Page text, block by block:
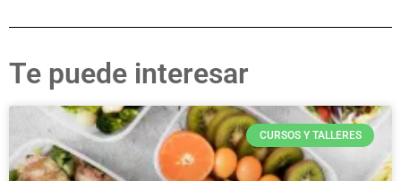
Te puede interesar
CURSOS Y TALLERES